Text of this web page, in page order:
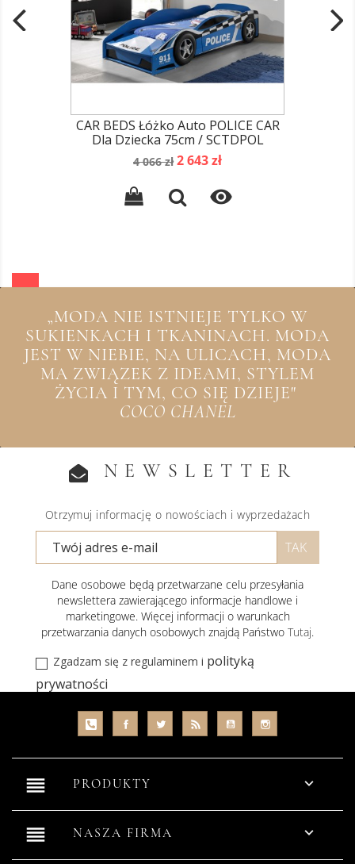
CAR BEDS Łóżko Auto POLICE CAR
Dla Dziecka 75cm / SCTDPOL
Cena
4 066 zł Cena
2 643 zł

„MODA NIE ISTNIEJE TYLKO W
SUKIENKACH I TKANINACH. MODA
JEST W NIEBIE, NA ULICACH, MODA
MA ZWIĄZEK Z IDEAMI, STYLEM
ŻYCIA I TYM, CO SIĘ DZIEJE"
COCO CHANEL
NEWSLETTER
Otrzymuj informację o nowościach i wyprzedażach
Dane osobowe będą przetwarzane celu przesyłania
newslettera zawierającego informacje handlowe i
marketingowe. Więcej informacji o warunkach
przetwarzania danych osobowych znajdą Państwo Tutaj.
Zgadzam się z regulaminem i polityką
prywatności
reorder PRODUKTY 
reorder NASZA FIRMA 